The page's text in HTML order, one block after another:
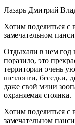
Лазарь Дмитрий
Хотим поделиться
замечательном
Отдыхали в нем год
поразило, это
территории очень
шезлонги, беседки,
даже свой мини
охраняемая стоянка.
Хотим поделиться
замечательном